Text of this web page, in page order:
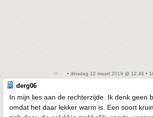
• dinsdag 12 maart 2019 @ 12:46 •
derg06
In mijn lies aan de rechterzijde. Ik denk geen
omdat het daar lekker warm is. Een soort